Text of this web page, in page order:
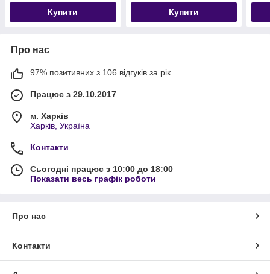
Купити Купити
Про нас
97% позитивних з 106 відгуків за рік
Працює з 29.10.2017
м. Харків
Харків, Україна
Контакти
Сьогодні працює з 10:00 до 18:00
Показати весь графік роботи
Про нас
Контакти